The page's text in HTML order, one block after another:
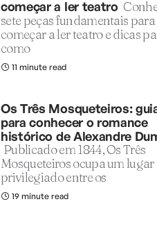
começar a ler teatro
sete peças fundamentais para
começar a ler teatro e dicas
como
11 minute read
Os Três Mosqueteiros:
para conhecer o romance
histórico de Alexandre
Publicado em 1844, Os Três
Mosqueteiros ocupa um lugar
privilegiado entre os
19 minute read